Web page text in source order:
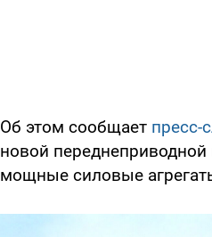
Об этом сообщает пресс-
новой
мощные силовые